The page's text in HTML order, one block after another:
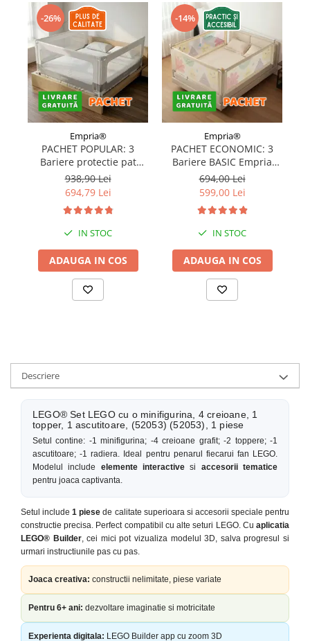
Jucarii bebelusi
Covorase ortopedice senzoriale
Cuburi magnetice JollyHeap®
Rechizite scolare
LEGO
Stikere decorative si covoare
Stickere decorative
Covorase de joaca
Ingrijire adulti
Siguranta animale companie
Propuneri Cadou
Produse Sub 50 Lei
-26%
Empria®
PACHET POPULAR: 3
Bariere protectie pat
copii, SELECT, 160x200
cm
938,90 Lei
694,79 Lei
IN STOC
ADAUGA IN COS
-14%
Empria®
PACHET ECONOMIC: 3
Bariere BASIC Empria
protectie pat 160X200 cm
+ bara stabilizatoare
694,00 Lei
599,00 Lei
IN STOC
ADAUGA IN COS
Descriere
LEGO® Set LEGO cu o minifigurina, 4 creioane, 1
topper, 1 ascutitoare, (52053) (52053), 1 piese
Setul contine: -1 minifigurina; -4 creioane grafit; -2 toppere; -1
ascutitoare; -1 radiera. Ideal pentru penarul fiecarui fan LEGO.
Modelul include elemente interactive si accesorii tematice
pentru joaca captivanta.
Setul include1 piese de calitate superioara si accesorii speciale pentru
constructie precisa. Perfect compatibil cu alte seturi LEGO. Cu aplicatia
LEGO® Builder, cei mici pot vizualiza modelul 3D, salva progresul si
urmari instructiunile pas cu pas.
Joaca creativa: constructii nelimitate, piese variate
Pentru 6+ ani: dezvoltare imaginatie si motricitate
Experienta digitala: LEGO Builder app cu zoom 3D